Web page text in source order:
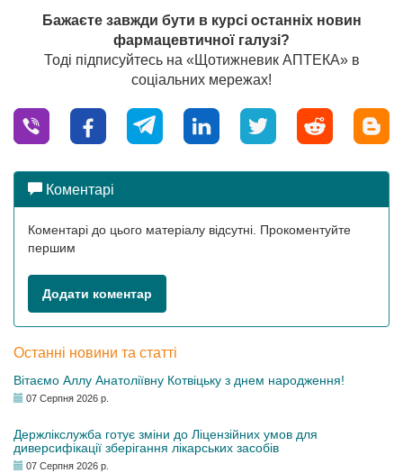
Бажаєте завжди бути в курсі останніх новин
фармацевтичної галузі?
Тоді підписуйтесь на «Щотижневик АПТЕКА» в
соціальних мережах!
Коментарі
Коментарі до цього матеріалу відсутні. Прокоментуйте
першим
Додати коментар
Останні новини та статті
Вітаємо Аллу Анатоліївну Котвіцьку з днем народження!
07 Серпня 2026 р.
Держлікслужба готує зміни до Ліцензійних умов для
диверсифікації зберігання лікарських засобів
07 Серпня 2026 р.